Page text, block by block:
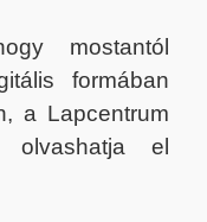
mostantól
formában
a Lapcentrum
olvashatja el